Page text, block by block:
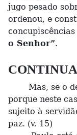
jugo pesado
ordenou, e
o Senhor”.
Mas, se o
porque neste
sujeito à
paz. (v. 15)